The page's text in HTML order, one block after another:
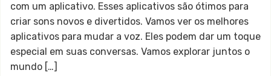
com um aplicativo. Esses aplicativos são ótimos para
criar sons novos e divertidos. Vamos ver os melhores
aplicativos para mudar a voz. Eles podem dar um toque
especial em suas conversas. Vamos explorar juntos o
mundo […]